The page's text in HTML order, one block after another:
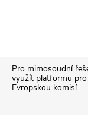
ZPro mimosoudní
využít platformu
Evropskou komisí